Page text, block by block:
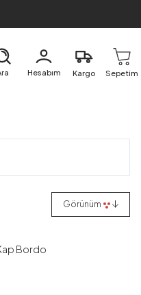
DIŞ GİYİM EV&TEKSTİL
Hesabım Kargo Sepetim
Görünüm
Bordo